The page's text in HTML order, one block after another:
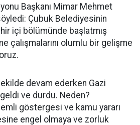
Başkanı Mimar Mehmet
Çubuk Belediyesinin
içi bölümünde başlatmış
çalışmalarını olumlu bir gelişme
devam ederken Gazi
ve durdu. Neden?
göstergesi ve kamu yararı
engel olmaya ve zorluk